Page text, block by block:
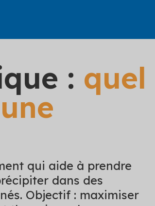
: quel
qui aide à prendre
dans des
Objectif : maximiser